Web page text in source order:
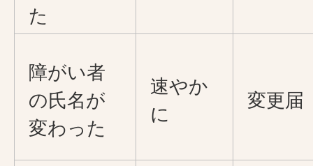
た
障がい者
の氏名が
変わった
速やか
に
変更届